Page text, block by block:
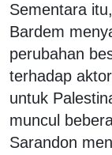
Sementara
Bardem
perubahan
terhadap
untuk
muncul
Sarandon